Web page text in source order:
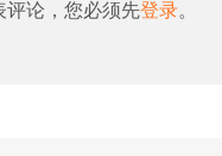
评论，您必须先登录。